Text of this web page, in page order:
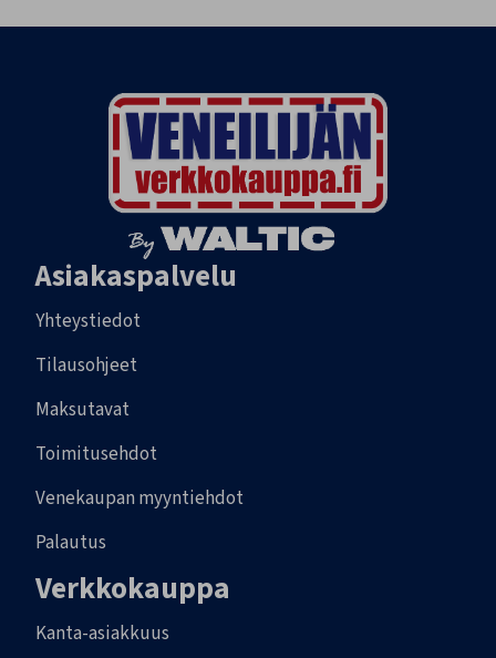
Asiakaspalvelu
Yhteystiedot
Tilausohjeet
Maksutavat
Toimitusehdot
Venekaupan myyntiehdot
Palautus
Verkkokauppa
Kanta-asiakkuus